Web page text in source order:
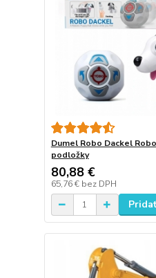
Dumel Robo Dackel
podložky
80,88 €
65,76 € bez DPH